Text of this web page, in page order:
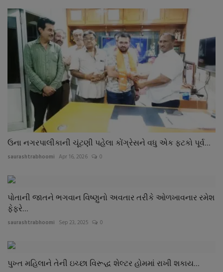
ઉના નગરપાલીકાની ચૂંટણી પહેલા કોંગ્રેસને વધુ એક ફટકો પૂર્વ...
saurashtrabhoomi Apr 16, 2026 0
પોતાની જાતને ભગવાન વિષ્ણુનો અવતાર તરીકે ઓળખાવનાર રમેશ
ફેફરે...
saurashtrabhoomi Sep 23, 2025 0
પુખ્ત મહિલાને તેની ઇચ્છા વિરૂદ્ધ શેલ્ટર હોમમાં રાખી શકાય...